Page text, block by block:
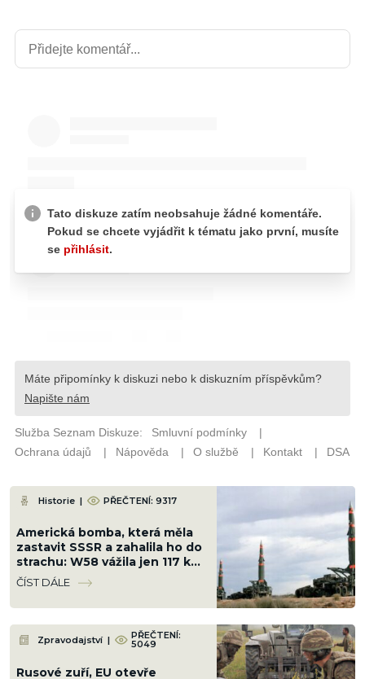
Historie | PŘEČTENÍ: 9317
Americká bomba, která měla
zastavit SSSR a zahalila ho do
strachu: W58 vážila jen 117 kg,
ale měla sílu 200 kilotun
ČÍST DÁLE
Zpravodajství | PŘEČTENÍ:
5049
Rusové zuří, EU otevře